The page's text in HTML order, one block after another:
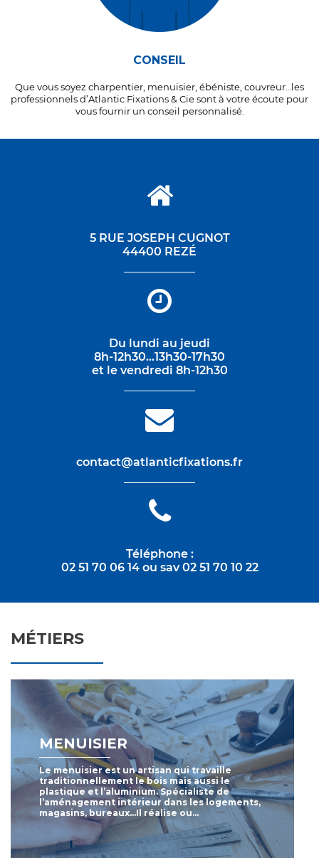
CONSEIL
Que vous soyez charpentier, menuisier, ébéniste, couvreur…les
professionnels d’Atlantic Fixations & Cie sont à votre écoute pour
vous fournir un conseil personnalisé.
5 RUE JOSEPH CUGNOT
44400 REZÉ
Du lundi au jeudi
8h-12h30…13h30-17h30
et le vendredi 8h-12h30
contact@atlanticfixations.fr
Téléphone :
02 51 70 06 14 ou sav 02 51 70 10 22
MÉTIERS
MENUISIER
Le menuisier est un artisan qui travaille
traditionnellement le bois mais aussi le
plastique et l’aluminium. Spécialiste de
l’aménagement intérieur dans les logements,
magasins, bureaux…Il réalise ou…